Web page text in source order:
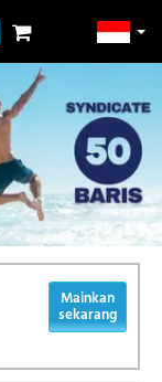
Mainkan
sekarang